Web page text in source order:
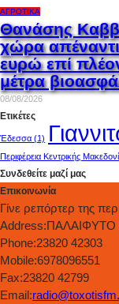
ΑΓΡΟΤΙΚΆ
Θανάσης
χώρα απέναντι
ευρώ επί
μέτρα
08/08/2026
Ετικέτες
Έδεσσα (1)
Περιφέρεια Κεντρικής
Συνδεθείτε μαζί μας
Επικοινωνία
Γίνε ρεπόρτερ της
Address:ΠΑΛΑΙΦΥΤΟ
Phone:23820 42303
Mobile:6978096551
Fax:23820 42799
Email: